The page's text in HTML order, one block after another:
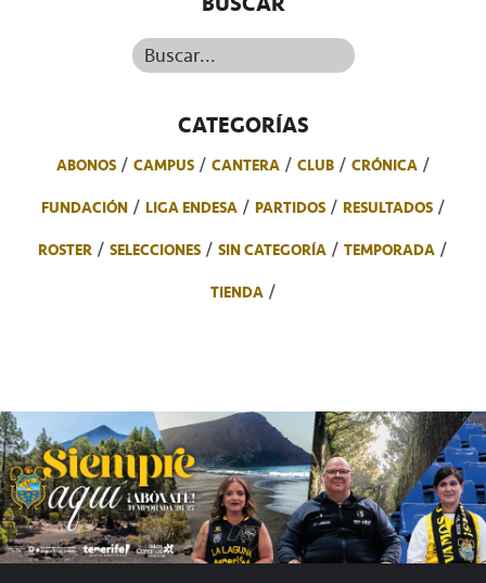
Buscar...
CATEGORÍAS
ABONOS CAMPUS CANTERA CLUB
CRÓNICA
FUNDACIÓN
LIGA ENDESA PARTIDOS
RESULTADOS
ROSTER
SELECCIONES SIN CATEGORÍA
TEMPORADA
TIENDA